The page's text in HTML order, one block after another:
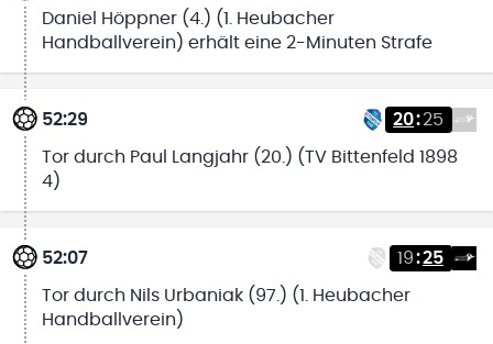
Daniel Höppner (4.) (1. Heubacher
Handballverein) erhält eine 2-Minuten Strafe
52:29 20:25
Tor durch Paul Langjahr (20.) (TV Bittenfeld 1898
4)
52:07 19:25
Tor durch Nils Urbaniak (97.) (1. Heubacher
Handballverein)